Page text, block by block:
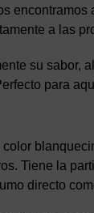
a las
su sabor,
para
color
Tiene la
directo